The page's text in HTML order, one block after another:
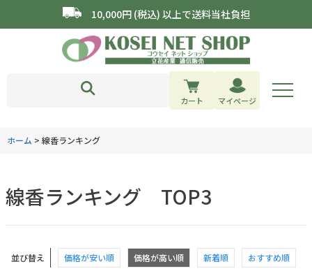
10,000円 (税込) 以上で送料当社負担
カート マイページ
ホーム 線香ランキング
線香ランキング TOP3
並び替え 価格が安い順 価格が高い順 新着順 おすすめ順